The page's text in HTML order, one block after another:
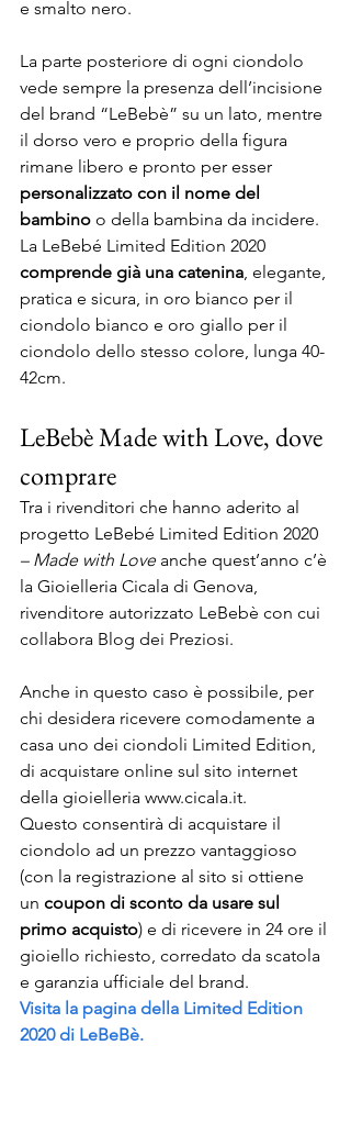
e smalto nero.
La parte posteriore di ogni ciondolo
vede sempre la presenza dell’incisione
del brand “LeBebè” su un lato, mentre
il dorso vero e proprio della figura
rimane libero e pronto per esser
personalizzato con il nome del
bambino o della bambina da incidere.
La LeBebé Limited Edition 2020
comprende già una catenina, elegante,
pratica e sicura, in oro bianco per il
ciondolo bianco e oro giallo per il
ciondolo dello stesso colore, lunga 40-
42cm.
LeBebè Made with Love, dove
comprare
Tra i rivenditori che hanno aderito al
progetto LeBebé Limited Edition 2020
– Made with Love anche quest’anno c’è
la Gioielleria Cicala di Genova,
rivenditore autorizzato LeBebè con cui
collabora Blog dei Preziosi.
Anche in questo caso è possibile, per
chi desidera ricevere comodamente a
casa uno dei ciondoli Limited Edition,
di acquistare online sul sito internet
della gioielleria www.cicala.it.
Questo consentirà di acquistare il
ciondolo ad un prezzo vantaggioso
(con la registrazione al sito si ottiene
un coupon di sconto da usare sul
primo acquisto) e di ricevere in 24 ore il
gioiello richiesto, corredato da scatola
e garanzia ufficiale del brand.
Visita la pagina della Limited Edition
2020 di LeBeBè.